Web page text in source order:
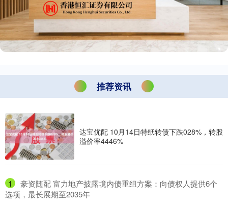
推荐资讯
达宝优配 10月14日特纸转债下跌028%，转股
溢价率4446%
1
​豪资随配 富力地产披露境内债重组方案：向债权人提供6个
选项，最长展期至2035年